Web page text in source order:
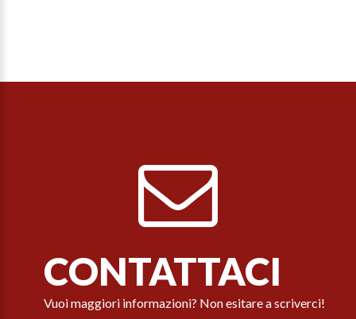
CONTATTACI
Vuoi maggiori informazioni? Non esitare a scriverci!